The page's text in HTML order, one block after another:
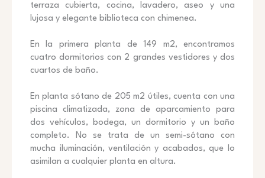
terraza cubierta, cocina, lavadero, aseo y una
lujosa y elegante biblioteca con chimenea.
En la primera planta de 149 m2, encontramos
cuatro dormitorios con 2 grandes vestidores y dos
cuartos de baño.
En planta sótano de 205 m2 útiles, cuenta con una
piscina climatizada, zona de aparcamiento para
dos vehículos, bodega, un dormitorio y un baño
completo. No se trata de un semi-sótano con
mucha iluminación, ventilación y acabados, que lo
asimilan a cualquier planta en altura.